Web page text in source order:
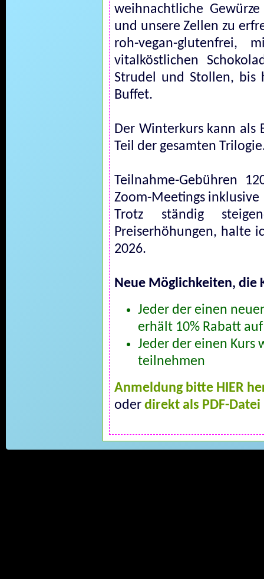
weihnachtliche
und unsere Zellen zu
roh-vegan-glutenfrei,
vitalköstlichen
Strudel und Stollen, bis
Buffet.
Der Winterkurs kann als
Teil der gesamten
Teilnahme-Gebühren
Zoom-Meetings inklusive
Trotz ständig
Preiserhöhungen, halte
2026.
Neue Möglichkeiten, die
Jeder der einen
erhält 10% Rabatt
Jeder der einen Kurs
teilnehmen
Anmeldung bitte HIER
oderdirekt als PDF-Datei